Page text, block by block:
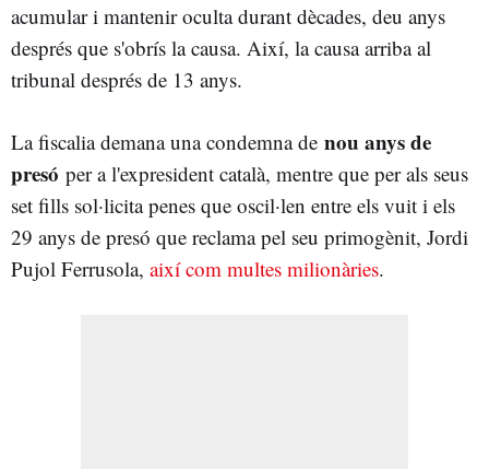
acumular i mantenir oculta durant dècades, deu anys
després que s'obrís la causa. Així, la causa arriba al
tribunal després de 13 anys.
La fiscalia demana una condemna de nou anys de
presó per a l'expresident català, mentre que per als seus
set fills sol·licita penes que oscil·len entre els vuit i els
29 anys de presó que reclama pel seu primogènit, Jordi
Pujol Ferrusola, així com multes milionàries.